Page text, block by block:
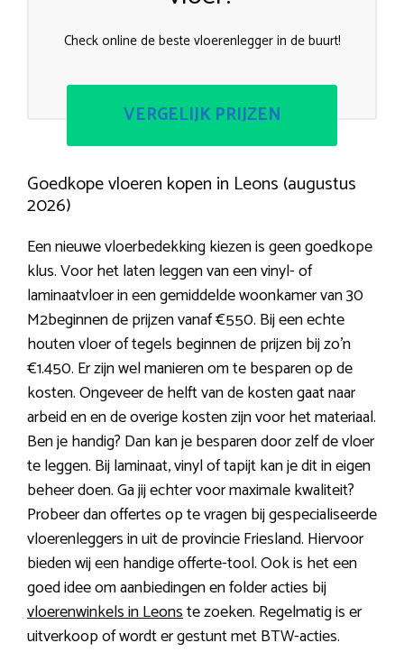
Check online de beste vloerenlegger in de buurt!
VERGELIJK PRIJZEN
Goedkope vloeren kopen in Leons (augustus
2026)
Een nieuwe vloerbedekking kiezen is geen goedkope
klus. Voor het laten leggen van een vinyl- of
laminaatvloer in een gemiddelde woonkamer van 30
M2beginnen de prijzen vanaf €550. Bij een echte
houten vloer of tegels beginnen de prijzen bij zo’n
€1.450. Er zijn wel manieren om te besparen op de
kosten. Ongeveer de helft van de kosten gaat naar
arbeid en en de overige kosten zijn voor het materiaal.
Ben je handig? Dan kan je besparen door zelf de vloer
te leggen. Bij laminaat, vinyl of tapijt kan je dit in eigen
beheer doen. Ga jij echter voor maximale kwaliteit?
Probeer dan offertes op te vragen bij gespecialiseerde
vloerenleggers in uit de provincie Friesland. Hiervoor
bieden wij een handige offerte-tool. Ook is het een
goed idee om aanbiedingen en folder acties bij
vloerenwinkels in Leonste zoeken. Regelmatig is er
uitverkoop of wordt er gestunt met BTW-acties.